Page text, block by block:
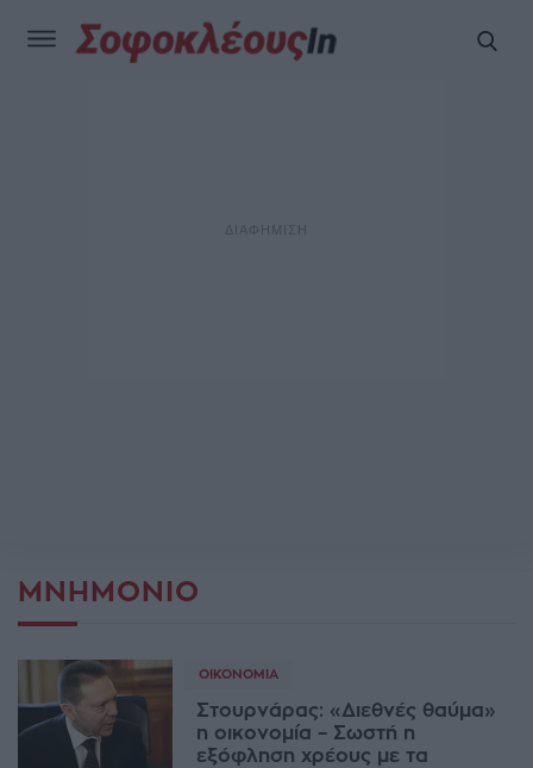
ΜΝΗΜΌΝΙΟ
ΟΙΚΟΝΟΜΊΑ
Στουρνάρας: «Διεθνές θαύμα»
η οικονομία – Σωστή η
εξόφληση χρέους με τα